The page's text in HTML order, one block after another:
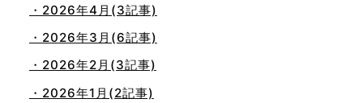
・2026年4月(3記事)
・2026年3月(6記事)
・2026年2月(3記事)
・2026年1月(2記事)